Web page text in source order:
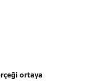
ortaya